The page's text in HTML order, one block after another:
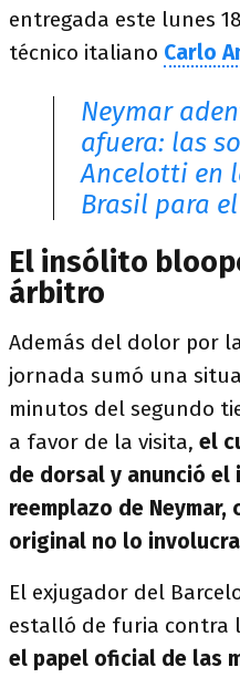
entregada este lunes
técnico italiano Carlo
Neymar
afuera: las
Ancelotti en
Brasil para
El insólito
árbitro
Además del dolor por
jornada sumó una
minutos del segundo
a favor de la visita, el
de dorsal y anunció el
reemplazo de
original no lo
El exjugador del
estalló de furia contra
el papel oficial de las